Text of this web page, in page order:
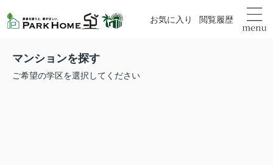
お気に入り 閲覧履歴
マンションを探す
ご希望の学区を選択してください